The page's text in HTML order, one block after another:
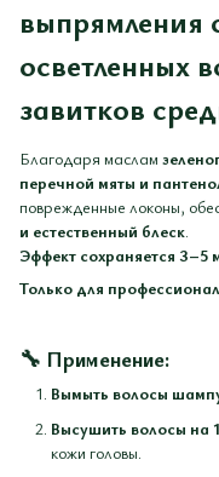
выпрямления
осветленных
завитков
Благодаря маслам
перечной мяты и
поврежденные локоны,
и естественный блеск
Эффект сохраняется 3–5
Только для
🔧 Применение:
Вымыть волосы
Высушить волосы на
кожи головы.